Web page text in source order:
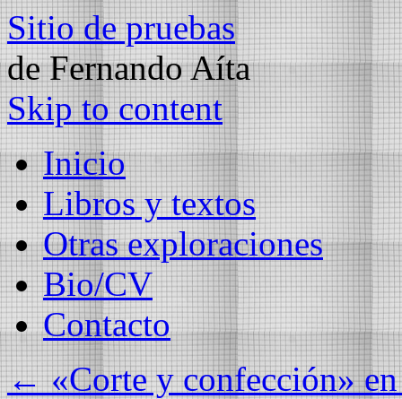
Sitio de pruebas
de Fernando Aíta
Skip to content
Inicio
Libros y textos
Otras exploraciones
Bio/CV
Contacto
←«Corte y confección»